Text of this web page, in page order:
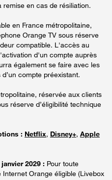
remise en cas de résiliation.
en France métropolitaine,
Orange TV sous réserve
compatible. L'accès au
d'un compte auprès
également se faire avec les
compte préexistant.
réservée aux clients
réserve d’éligibilité technique
: Netflix, Disney+, Apple
2029 : Pour toute
Orange éligible (Livebox